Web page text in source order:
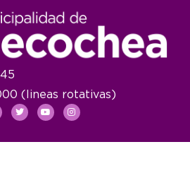
(lineas rotativas)